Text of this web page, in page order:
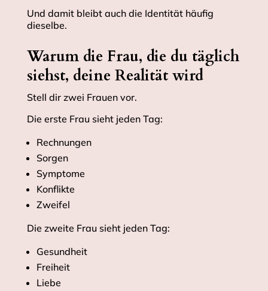
Und damit bleibt auch die Identität häufig
dieselbe.
Warum die Frau, die du täglich
siehst, deine Realität wird
Stell dir zwei Frauen vor.
Die erste Frau sieht jeden Tag:
Rechnungen
Sorgen
Symptome
Konflikte
Zweifel
Die zweite Frau sieht jeden Tag:
Gesundheit
Freiheit
Liebe